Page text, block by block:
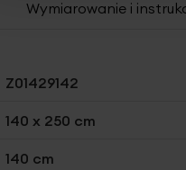
Wymiarowanie i
Z01429142
140 x 250 cm
140 cm